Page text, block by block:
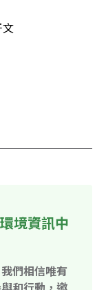
境資訊中
們相信唯有